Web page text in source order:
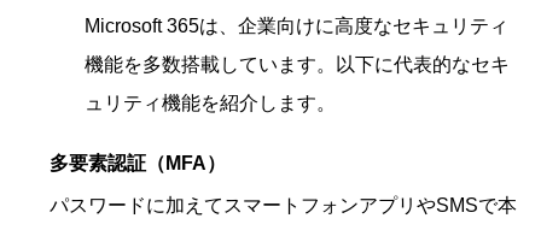
Microsoft 365は、企業向けに高度なセキュリティ
機能を多数搭載しています。以下に代表的なセキ
ュリティ機能を紹介します。
多要素認証（MFA）
パスワードに加えてスマートフォンアプリやSMSで本